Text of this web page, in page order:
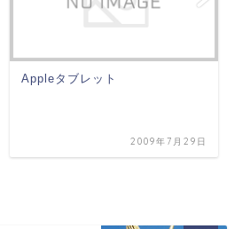
Appleタブレット
2009年7月29日